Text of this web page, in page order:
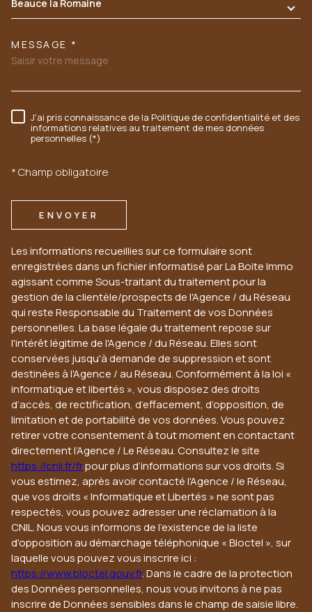
Beauce la Romaine
MESSAGE *
RÈGLEMENTATION
J'ai pris connaissance de la Politique de confidentialité et des
informations relatives au traitement de mes données
personnelles (*)
* Champ obligatoire
ENVOYER
Les informations recueillies sur ce formulaire sont
enregistrées dans un fichier informatisé par La Boite Immo
agissant comme Sous-traitant du traitement pour la
gestion de la clientèle/prospects de l'Agence / du Réseau
qui reste Responsable du Traitement de vos Données
personnelles. La base légale du traitement repose sur
l'intérêt légitime de l'Agence / du Réseau. Elles sont
conservées jusqu'à demande de suppression et sont
destinées à l'Agence / au Réseau. Conformément à la loi «
informatique et libertés », vous disposez des droits
d’accès, de rectification, d’effacement, d’opposition, de
limitation et de portabilité de vos données. Vous pouvez
retirer votre consentement à tout moment en contactant
directement l’Agence / Le Réseau. Consultez le site
https://cnil.fr/frpour plus d’informations sur vos droits. Si
vous estimez, après avoir contacté l'Agence / le Réseau,
que vos droits « Informatique et Libertés » ne sont pas
respectés, vous pouvez adresser une réclamation à la
CNIL. Nous vous informons de l’existence de la liste
d'opposition au démarchage téléphonique « Bloctel », sur
laquelle vous pouvez vous inscrire ici :
https://www.bloctel.gouv.fr. Dans le cadre de la protection
des Données personnelles, nous vous invitons à ne pas
inscrire de Données sensibles dans le champ de saisie libre.